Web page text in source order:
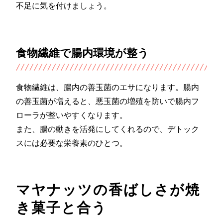
不足に気を付けましょう。
食物繊維で腸内環境が整う
食物繊維は、腸内の善玉菌のエサになります。腸内
の善玉菌が増えると、悪玉菌の増殖を防いで腸内フ
ローラが整いやすくなります。
また、腸の動きを活発にしてくれるので、デトック
スには必要な栄養素のひとつ。
マヤナッツの香ばしさが焼
き菓子と合う